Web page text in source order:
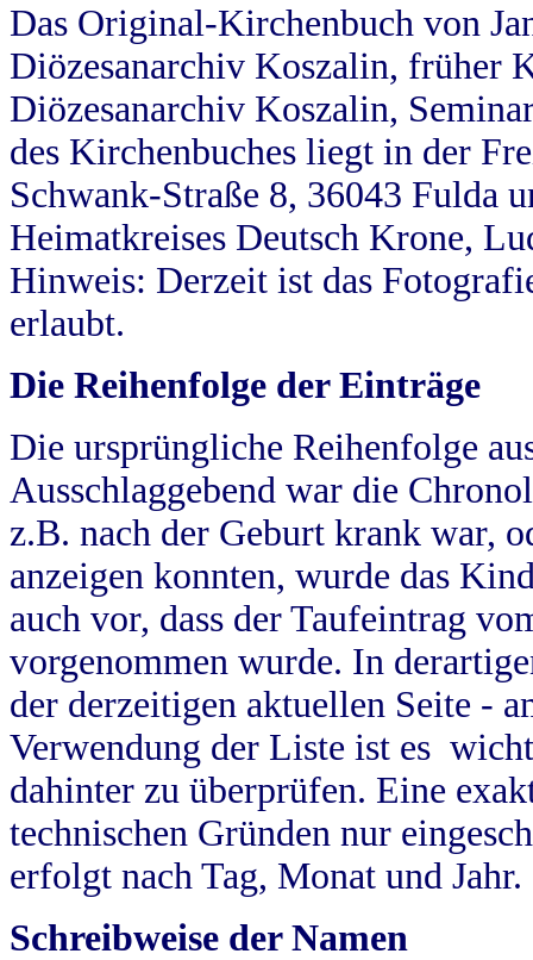
Das Original-Kirchenbuch von
Diözesanarchiv Koszalin, früher
Diözesanarchiv Koszalin,
des Kirchenbuches liegt in der
Schwank-Straße 8, 36043 Fulda
Heimatkreises Deutsch Krone,
Hinweis: Derzeit ist das
erlaubt.
Die Reihenfolge der Einträge
Die ursprüngliche Reihenfolge
Ausschlaggebend war die
z.B. nach der Geburt krank war,
anzeigen konnten, wurde das
auch vor, dass der Taufeintrag
vorgenommen wurde. In
der derzeitigen aktuellen Seite -
Verwendung der Liste ist es
dahinter zu überprüfen. Eine
technischen Gründen nur
erfolgt nach Tag, Monat und Jahr.
Schreibweise der Namen